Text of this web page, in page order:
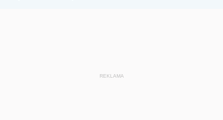
REKLAMA